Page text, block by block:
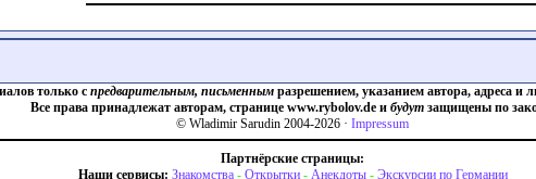
только с предварительным, письменнымразрешением, указанием автора, адреса и
Все права принадлежат авторам, странице www.rybolov.de и будут защищены по
© Wladimir Sarudin 2004-2026 · Impressum
Партнёрские страницы:
Наши сервисы: Знакомства - Открытки - Анекдоты - Экскурсии по Германии